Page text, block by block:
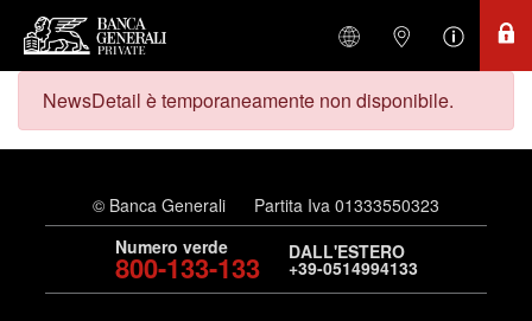
NewsDetail è temporaneamente non disponibile.
© Banca Generali
Partita Iva 01333550323
Numero verde
800-133-133 DALL'ESTERO
+39-0514994133